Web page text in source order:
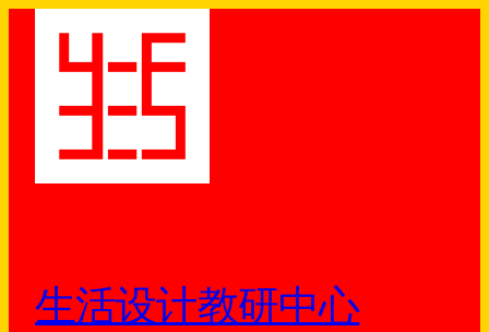
生活设计教研中心